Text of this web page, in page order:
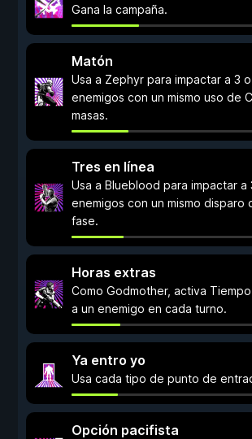
Gana la campaña.
Matón
Usa a Zephyr para impactar a 3 o
enemigos con un mismo uso de
masas.
Tres en línea
Usa a Blueblood para impactar a
enemigos con un mismo disparo
fase.
Horas extras
Como Godmother, activa
a un enemigo en cada turno.
Ya entro yo
Usa cada tipo de punto de
Opción pacifista